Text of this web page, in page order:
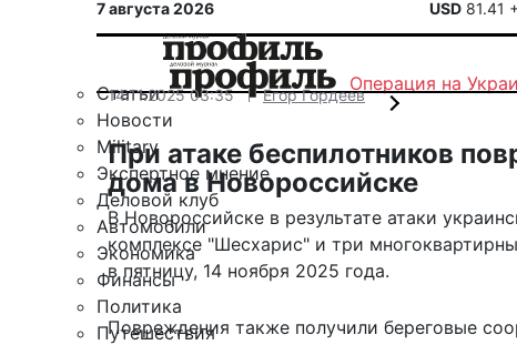
7 августа 2026 USD 81.41
Статьи
Новости
Military
Экспертное мнение
Деловой клуб
Автомобили
Экономика
Финансы
Политика
Путешествия
Операция на
14.11.2025 03:35 Егор Гордеев
При атаке беспилотников
дома в Новороссийске
В Новороссийске в результате атаки
комплексе "Шесхарис" и три
в пятницу, 14 ноября 2025 года.
Повреждения также получили береговые